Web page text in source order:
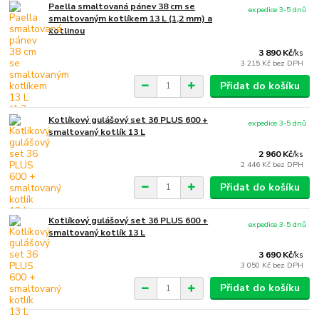
Paella smaltovaná pánev 38 cm se
smaltovaným kotlíkem 13 L (1,2 mm) a
kotlinou
3 890 Kč/ks
3 215 Kč bez DPH
expedice 3-5 dnů
Přidat do košíku
Kotlíkový gulášový set 36 PLUS 600 +
smaltovaný kotlík 13 L
2 960 Kč/ks
2 446 Kč bez DPH
expedice 3-5 dnů
Přidat do košíku
Kotlíkový gulášový set 36 PLUS 600 +
smaltovaný kotlík 13 L
3 690 Kč/ks
3 050 Kč bez DPH
expedice 3-5 dnů
Přidat do košíku